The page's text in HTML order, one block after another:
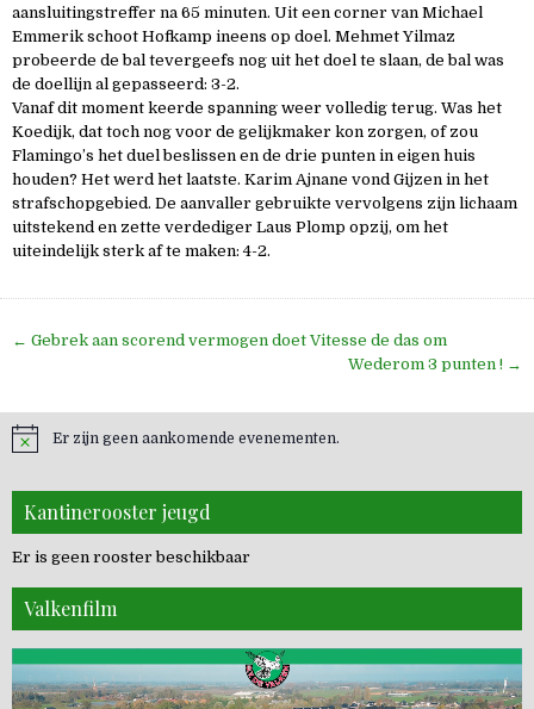
aansluitingstreffer na 65 minuten. Uit een corner van Michael
Emmerik schoot Hofkamp ineens op doel. Mehmet Yilmaz
probeerde de bal tevergeefs nog uit het doel te slaan, de bal was
de doellijn al gepasseerd: 3-2.
Vanaf dit moment keerde spanning weer volledig terug. Was het
Koedijk, dat toch nog voor de gelijkmaker kon zorgen, of zou
Flamingo’s het duel beslissen en de drie punten in eigen huis
houden? Het werd het laatste. Karim Ajnane vond Gijzen in het
strafschopgebied. De aanvaller gebruikte vervolgens zijn lichaam
uitstekend en zette verdediger Laus Plomp opzij, om het
uiteindelijk sterk af te maken: 4-2.
Bericht
← Gebrek aan scorend vermogen doet Vitesse de das om
Wederom 3 punten ! →
Er zijn geen aankomende evenementen.
Kantinerooster jeugd
Er is geen rooster beschikbaar
Valkenfilm